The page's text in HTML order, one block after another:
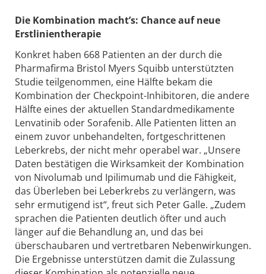
Die Kombination macht’s: Chance auf neue
Erstlinientherapie
Konkret haben 668 Patienten an der durch die
Pharmafirma Bristol Myers Squibb unterstützten
Studie teilgenommen, eine Hälfte bekam die
Kombination der Checkpoint-Inhibitoren, die andere
Hälfte eines der aktuellen Standardmedikamente
Lenvatinib oder Sorafenib. Alle Patienten litten an
einem zuvor unbehandelten, fortgeschrittenen
Leberkrebs, der nicht mehr operabel war. „Unsere
Daten bestätigen die Wirksamkeit der Kombination
von Nivolumab und Ipilimumab und die Fähigkeit,
das Überleben bei Leberkrebs zu verlängern, was
sehr ermutigend ist“, freut sich Peter Galle. „Zudem
sprachen die Patienten deutlich öfter und auch
länger auf die Behandlung an, und das bei
überschaubaren und vertretbaren Nebenwirkungen.
Die Ergebnisse unterstützen damit die Zulassung